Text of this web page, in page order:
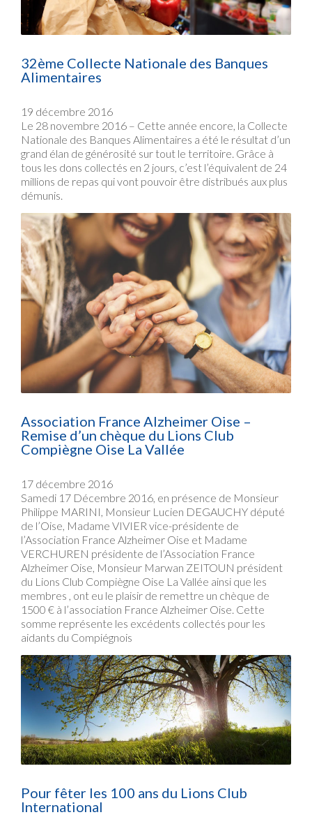
32ème Collecte Nationale des Banques
Alimentaires
19 décembre 2016
Le 28 novembre 2016 – Cette année encore, la Collecte
Nationale des Banques Alimentaires a été le résultat d’un
grand élan de générosité sur tout le territoire. Grâce à
tous les dons collectés en 2 jours, c’est l’équivalent de 24
millions de repas qui vont pouvoir être distribués aux plus
démunis.
Association France Alzheimer Oise –
Remise d’un chèque du Lions Club
Compiègne Oise La Vallée
17 décembre 2016
Samedi 17 Décembre 2016, en présence de Monsieur
Philippe MARINI, Monsieur Lucien DEGAUCHY député
de l’Oise, Madame VIVIER vice-présidente de
l’Association France Alzheimer Oise et Madame
VERCHUREN présidente de l’Association France
Alzheimer Oise, Monsieur Marwan ZEITOUN président
du Lions Club Compiègne Oise La Vallée ainsi que les
membres , ont eu le plaisir de remettre un chèque de
1500 € à l’association France Alzheimer Oise. Cette
somme représente les excédents collectés pour les
aidants du Compiégnois
Pour fêter les 100 ans du Lions Club
International